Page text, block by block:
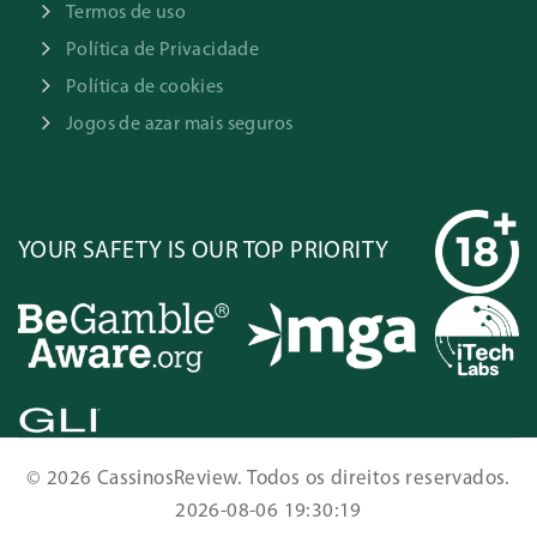
Estas salas assemelham-se ao jogo na versão física. As
prémios entre as salas tradicionais vão ser diferentes,
dependendo do preço de cada cartela (bilhete com os
Vídeo Bingo
O vídeo Bingo é a versão modernizada deste jogo tão
antigo e assemelha-se às slot machines disponíveis nos
casinos online. O jogador pode ter várias cartelas e trocá-
las quando já estiver cansado dos mesmos números.
Existem inúmeras temáticas de vídeo Bingo, desde
ambientes de floresta, bruxas e vikings e as combinações
dos números vão ser diferentes entre os diversos jogos.
Termos de uso
Política de Privacidade
Política de cookies
Jogos de azar mais seguros
YOUR SAFETY IS OUR TOP PRIORITY
© 2026 CassinosReview. Todos os direitos reservados.
2026-08-06 19:30:19